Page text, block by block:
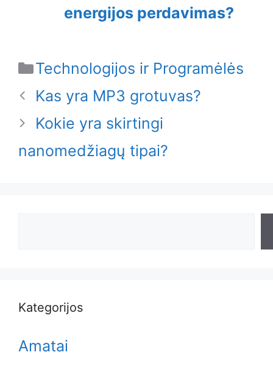
energijos perdavimas?
Categories
Technologijos ir Programėlės
Kas yra MP3 grotuvas?
Kokie yra skirtingi
nanomedžiagų tipai?
Kategorijos
Amatai